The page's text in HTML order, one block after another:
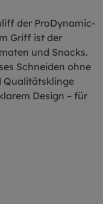
der ProDynamic-
Griff ist der
und Snacks.
Schneiden ohne
Qualitätsklinge
Design – für